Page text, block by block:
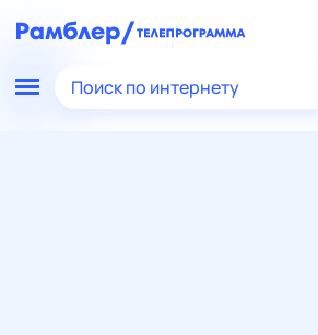
Поиск по интернету